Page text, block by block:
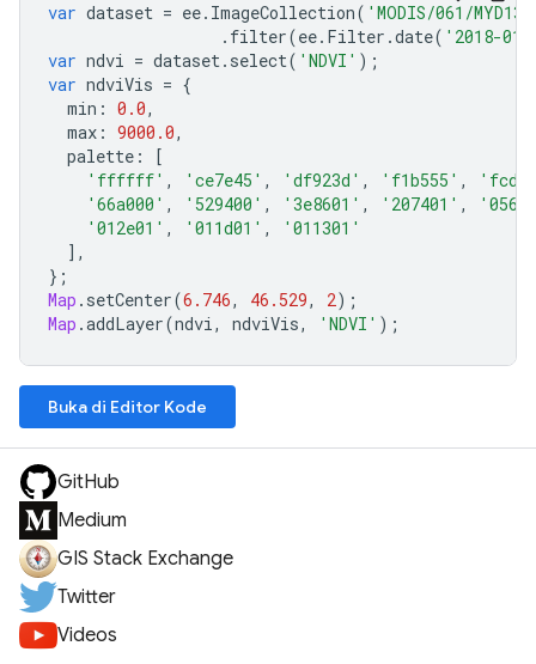
var dataset = ee. ImageCollection( 'MODIS/061/
. filter(ee. Filter .date( '2018-
var ndvi = dataset. select( 'NDVI' );
var ndviVis = {
min : 0.0,
max : 9000.0,
palette :
[
'ffffff' , 'ce7e45' , 'df923d' , 'f1b555' ,
'66a000' , '529400' , '3e8601' , '207401' ,
'012e01' , '011d01' ,
'011301'
],
};
Map . setCenter(6.746, 46.529, 2);
Map .addLayer(ndvi, ndviVis, 'NDVI' );
Buka di Editor Kode
GitHub
Medium
GIS Stack Exchange
Twitter
Videos